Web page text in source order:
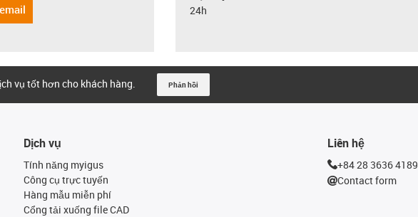
24h
vụ tốt hơn cho khách hàng. Phản hồi
Dịch vụ
Tính năng myigus
Công cụ trực tuyến
Hàng mẫu miễn phí
Cổng tải xuống file CAD
Liên hệ
+84 28 3636 4189
Contact form